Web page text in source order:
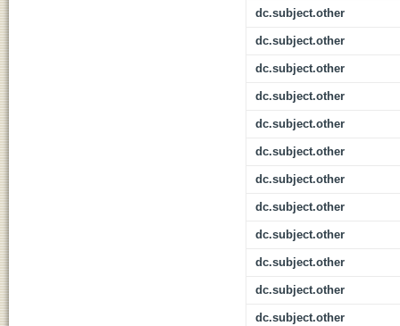
dc.subject.other
dc.subject.other
dc.subject.other
dc.subject.other
dc.subject.other
dc.subject.other
dc.subject.other
dc.subject.other
dc.subject.other
dc.subject.other
dc.subject.other
dc.subject.other